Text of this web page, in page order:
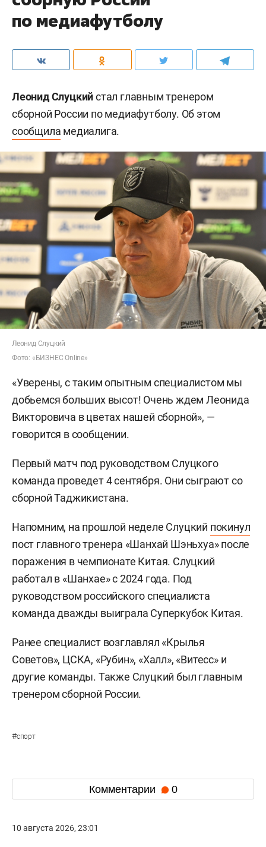
по медиафутболу
Леонид Слуцкийстал главным тренером
сборной России по медиафутболу. Об этом
сообщила медиалига.
Леонид Слуцкий
Фото: «БИЗНЕС Online»
«Уверены, с таким опытным специалистом мы
добьемся больших высот! Очень ждем Леонида
Викторовича в цветах нашей сборной», —
говорится в сообщении.
Первый матч под руководством Слуцкого
команда проведет 4 сентября. Они сыграют со
сборной Таджикистана.
Напомним, на прошлой неделе Слуцкий покинул
пост главного тренера «Шанхай Шэньхуа» после
поражения в чемпионате Китая. Слуцкий
работал в «Шанхае» с 2024 года. Под
руководством российского специалиста
команда дважды выиграла Суперкубок Китая.
Ранее специалист возглавлял «Крылья
Советов», ЦСКА, «Рубин», «Халл», «Витесс» и
другие команды. Также Слуцкий был главным
тренером сборной России.
#спорт
Комментарии 0
10 августа 2026, 23:01